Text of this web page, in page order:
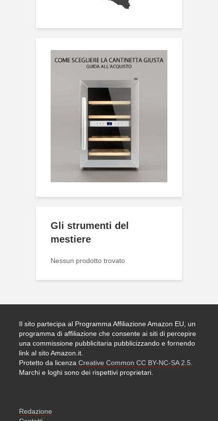
Gli strumenti del
mestiere
Nessun prodotto trovato
Il sito partecipa al Programma Affiliazione Amazon EU, un
programma di affiliazione che consente ai siti di percepire
una commissione pubblicitaria pubblicizzando e fornendo
link al sito Amazon.it.
Protetto da licenza Creative Common CC BY-NC-SA 2.5
Marchi e loghi sono dei rispettivi proprietari.
Redazione